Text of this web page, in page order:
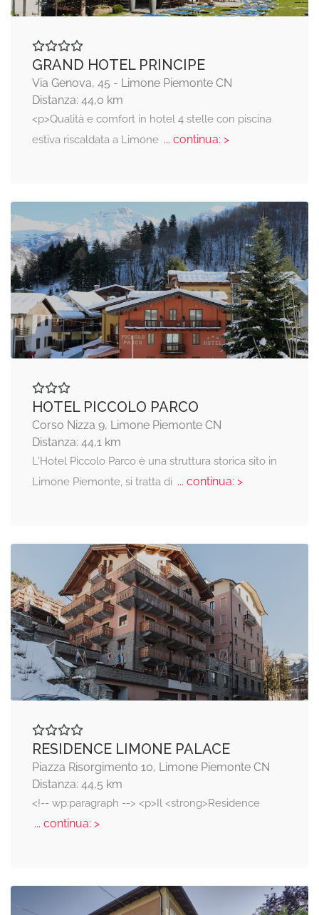
GRAND HOTEL PRINCIPE
Via Genova, 45 - Limone Piemonte CN
Distanza: 44,0 km
<p>Qualità e comfort in hotel 4 stelle con piscina
estiva riscaldata a Limone... continua: >
HOTEL PICCOLO PARCO
Corso Nizza 9, Limone Piemonte CN
Distanza: 44,1 km
L'Hotel Piccolo Parco è una struttura storica sito in
Limone Piemonte, si tratta di ... continua: >
RESIDENCE LIMONE PALACE
Piazza Risorgimento 10, Limone Piemonte CN
Distanza: 44,5 km
<!-- wp:paragraph --> <p>Il <strong>Residence
... continua: >